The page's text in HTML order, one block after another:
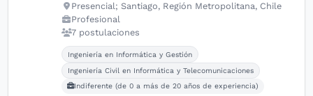
Presencial; Santiago, Región Metropolitana, Chile
Profesional
7 postulaciones
Carreras buscadas:
Ingeniería en Informática y Gestión
Ingeniería Civil en Informática y Telecomunicaciones
Indiferente (de 0 a más de 20 años de experiencia)